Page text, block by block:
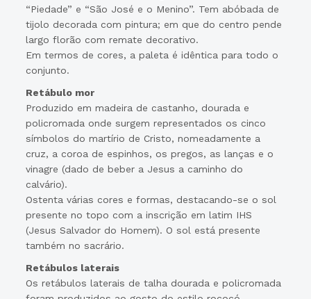
“Piedade” e “São José e o Menino”. Tem abóbada de
tijolo decorada com pintura; em que do centro pende
largo florão com remate decorativo.
Em termos de cores, a paleta é idêntica para todo o
conjunto.
Retábulo mor
Produzido em madeira de castanho, dourada e
policromada onde surgem representados os cinco
símbolos do martírio de Cristo, nomeadamente a
cruz, a coroa de espinhos, os pregos, as lanças e o
vinagre (dado de beber a Jesus a caminho do
calvário).
Ostenta várias cores e formas, destacando-se o sol
presente no topo com a inscrição em latim IHS
(Jesus Salvador do Homem). O sol está presente
também no sacrário.
Retábulos laterais
Os retábulos laterais de talha dourada e policromada